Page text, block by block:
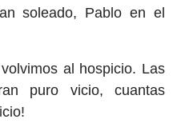
soleado, Pablo en el
al hospicio. Las
puro vicio, cuantas